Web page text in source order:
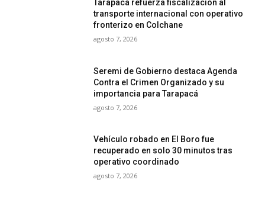
Tarapacá refuerza fiscalización al
transporte internacional con operativo
fronterizo en Colchane
agosto 7, 2026
Seremi de Gobierno destaca Agenda
Contra el Crimen Organizado y su
importancia para Tarapacá
agosto 7, 2026
Vehículo robado en El Boro fue
recuperado en solo 30 minutos tras
operativo coordinado
agosto 7, 2026